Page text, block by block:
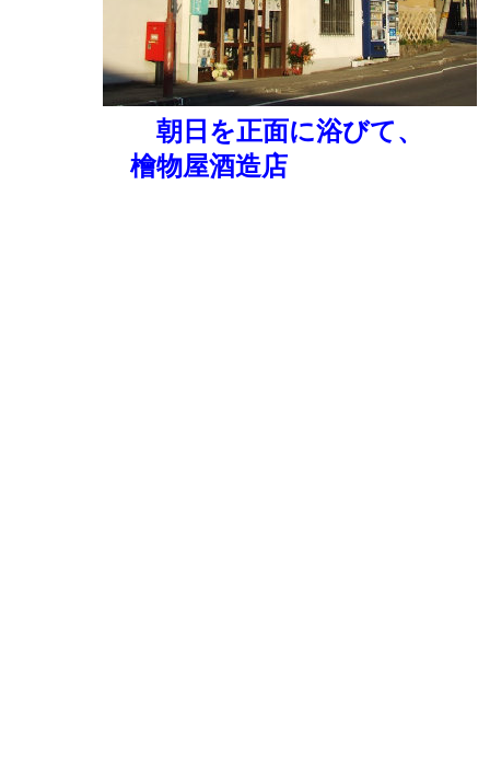
朝日を正面に浴びて、
檜物屋酒造店